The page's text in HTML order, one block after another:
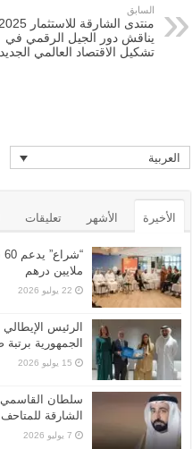
السابق
منتدى الشارقة للاستثمار 2025
يناقش دور الجيل الرقمي في
تشكيل الاقتصاد العالمي الجديد
العربية
الأخيرة الأشهر تعليقات
ملايين درهم
22 يوليو 2026
الرئيس
الجمهورية
15 يوليو 2026
سلطان القاسمي
الشارقة للمتاحف
7 يوليو 2026